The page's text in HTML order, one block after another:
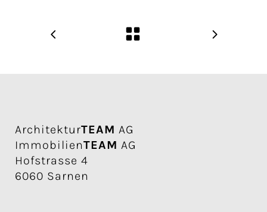
ArchitekturTEAM AG
ImmobilienTEAM AG
Hofstrasse 4
6060 Sarnen